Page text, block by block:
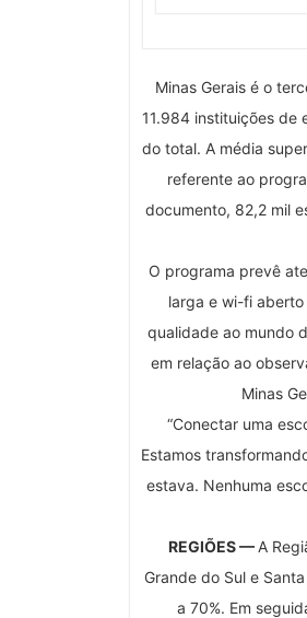
Minas Gerais é o
11.984 instituições de
do total. A média
referente ao
documento, 82,2 mil
O programa prevê
larga e wi-fi
qualidade ao mundo
em relação ao
Minas
“Conectar uma
Estamos
estava. Nenhuma
REGIÕES — A
Grande do Sul e
a 70%. Em